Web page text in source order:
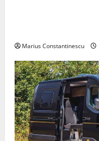
Marius Constantinescu